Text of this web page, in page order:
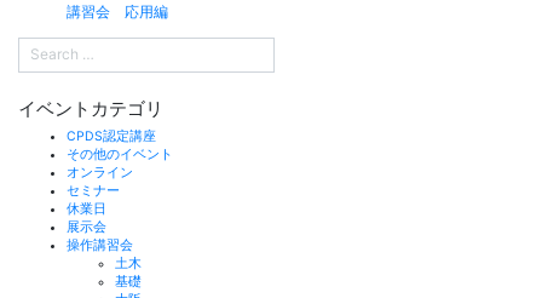
講習会 応用編
イベントカテゴリ
CPDS認定講座
その他のイベント
オンライン
セミナー
休業日
展示会
操作講習会
土木
基礎